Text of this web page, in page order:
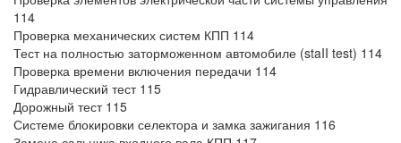
114
Проверка механических систем КПП 114
Тест на полностью заторможенном автомобиле (staII test) 114
Проверка времени включения передачи 114
Гидравлический тест 115
Дорожный тест 115
Системе блокировки селектора и замка зажигания 116